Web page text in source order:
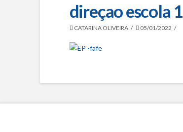
direçao escola 1
CATARINA OLIVEIRA 05/01/2022